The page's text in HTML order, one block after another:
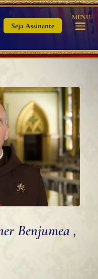
Seja Assinante
MENU
Benjumea ,